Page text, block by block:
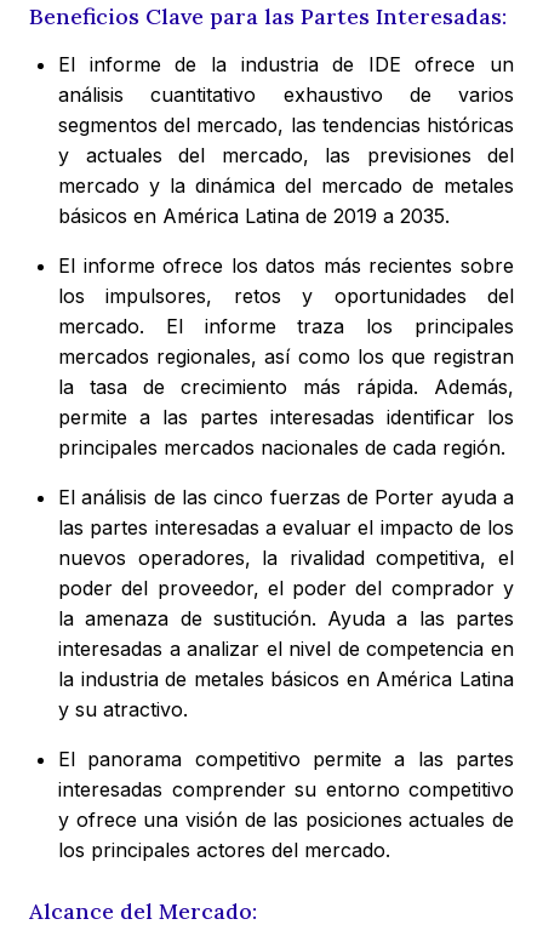
Beneficios Clave para las Partes Interesadas:
El informe de la industria de IDE ofrece un
análisis cuantitativo exhaustivo de varios
segmentos del mercado, las tendencias históricas
y actuales del mercado, las previsiones del
mercado y la dinámica del mercado de metales
básicos en América Latina de 2019 a 2035.
El informe ofrece los datos más recientes sobre
los impulsores, retos y oportunidades del
mercado. El informe traza los principales
mercados regionales, así como los que registran
la tasa de crecimiento más rápida. Además,
permite a las partes interesadas identificar los
principales mercados nacionales de cada región.
El análisis de las cinco fuerzas de Porter ayuda a
las partes interesadas a evaluar el impacto de los
nuevos operadores, la rivalidad competitiva, el
poder del proveedor, el poder del comprador y
la amenaza de sustitución. Ayuda a las partes
interesadas a analizar el nivel de competencia en
la industria de metales básicos en América Latina
y su atractivo.
El panorama competitivo permite a las partes
interesadas comprender su entorno competitivo
y ofrece una visión de las posiciones actuales de
los principales actores del mercado.
Alcance del Mercado: